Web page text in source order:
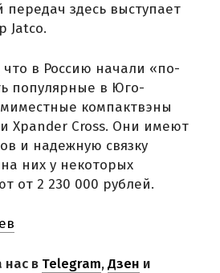
здесь выступает
Jatco.
что в Россию начали «по-
популярные в Юго-
компактвэны
Xpander Cross. Они имеют
и надежную связку
них у некоторых
от 2 230 000 рублей.
нас в Telegram,Дзен и